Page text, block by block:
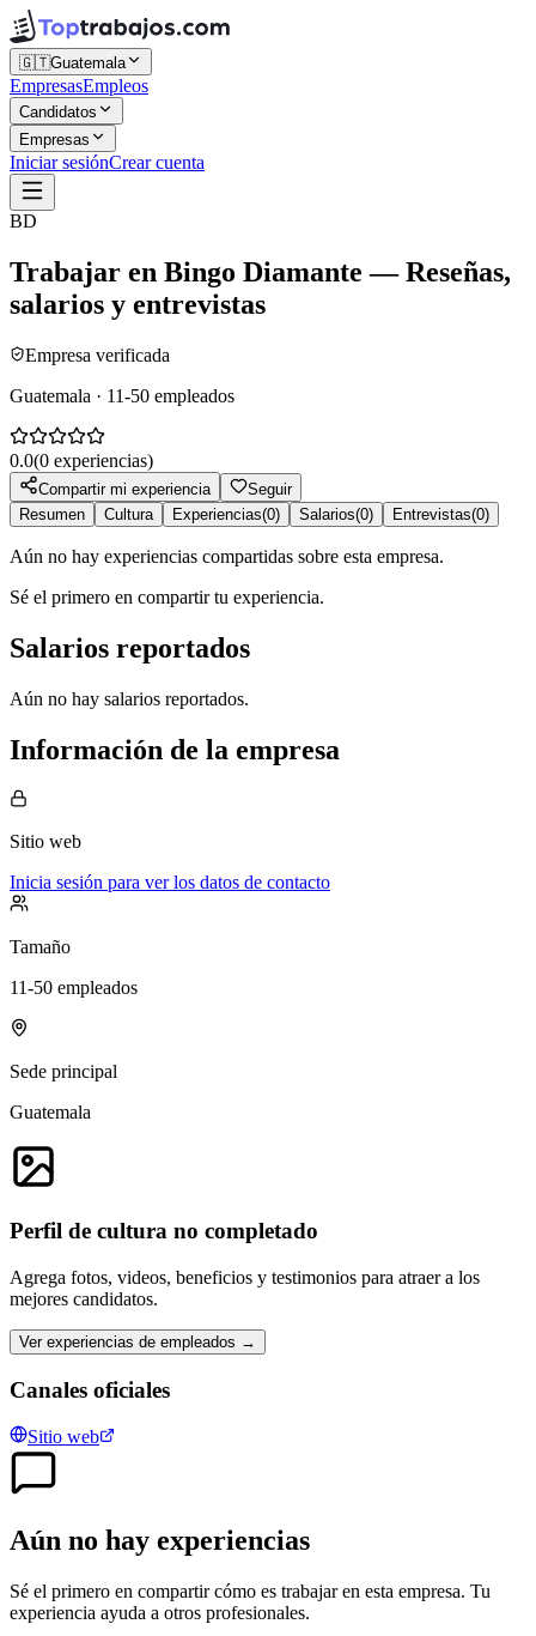
🇬🇹Guatemala
EmpresasEmpleos
Candidatos
Empresas
Iniciar sesiónCrear cuenta
BD
Trabajar en Bingo Diamante — Reseñas,
salarios y entrevistas
Empresa verificada
Guatemala · 11-50 empleados
0.0(0 experiencias)
Compartir mi experiencia
Seguir
Resumen
Cultura Experiencias(0) Salarios(0) Entrevistas(0)
Aún no hay experiencias compartidas sobre esta empresa.
Sé el primero en compartir tu experiencia.
Salarios reportados
Aún no hay salarios reportados.
Información de la empresa
Sitio web
Inicia sesión para ver los datos de contacto
Tamaño
11-50 empleados
Sede principal
Guatemala
Perfil de cultura no completado
Agrega fotos, videos, beneficios y testimonios para atraer a los
mejores candidatos.
Ver experiencias de empleados →
Canales oficiales
Sitio web
Aún no hay experiencias
Sé el primero en compartir cómo es trabajar en esta empresa. Tu
experiencia ayuda a otros profesionales.